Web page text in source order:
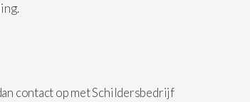
contact op met Schildersbedrijf